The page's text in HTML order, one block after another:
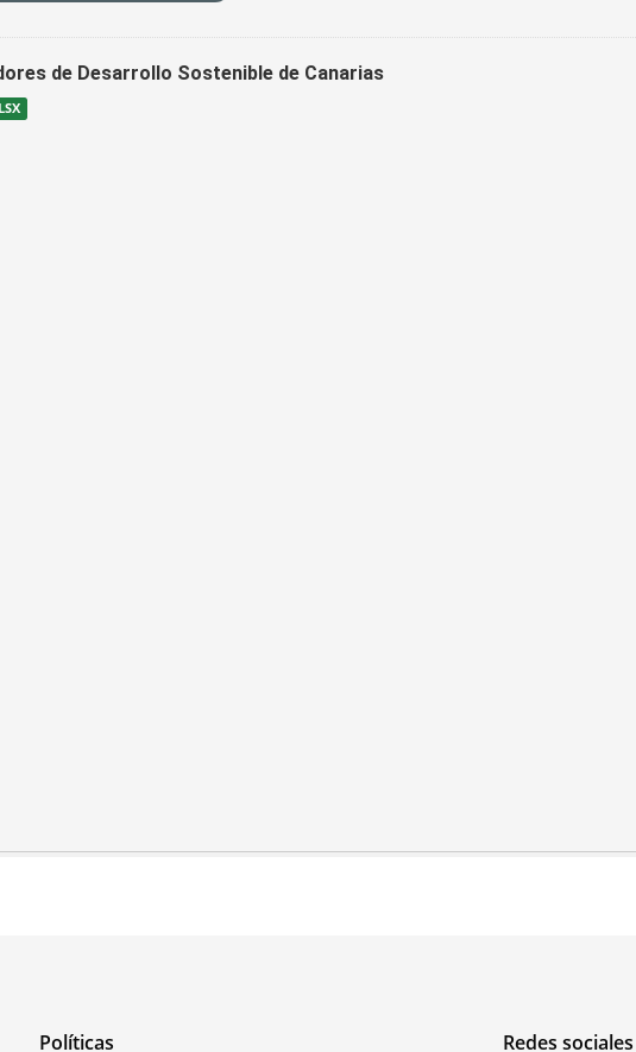
de Desarrollo Sostenible de Canarias
Políticas Redes sociales